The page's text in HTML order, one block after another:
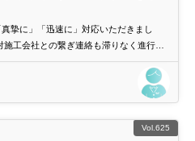
摯に」「迅速に」対応いただきまし
工会社との繋ぎ連絡も滞りなく進行い
に物件購入することができました。 担
上さん/黒瀬さんにはとても感謝していま
Vol.625